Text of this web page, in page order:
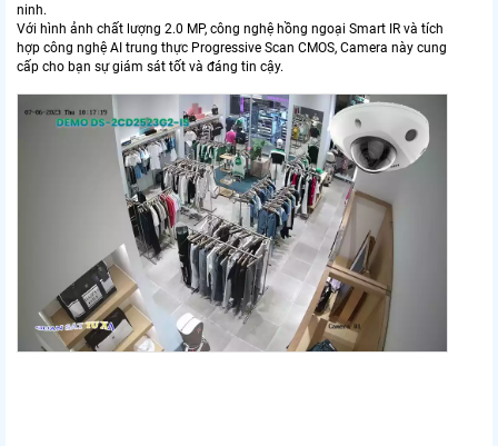
ninh.
Với hình ảnh chất lượng 2.0 MP, công nghệ hồng ngoại Smart IR và tích
hợp công nghệ AI trung thực Progressive Scan CMOS, Camera này cung
cấp cho bạn sự giám sát tốt và đáng tin cậy.